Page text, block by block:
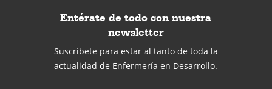
Entérate de todo con nuestra
newsletter
Suscríbete para estar al tanto de toda la
actualidad de Enfermería en Desarrollo.